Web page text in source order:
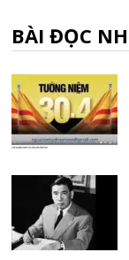
BÀI ĐỌC